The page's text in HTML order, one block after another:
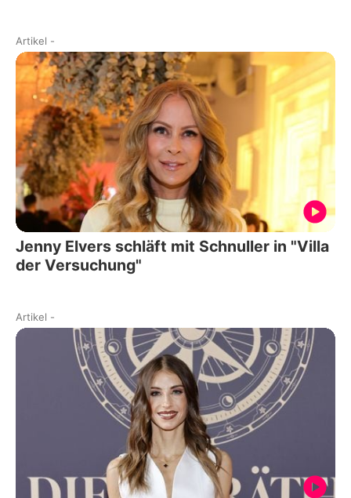
Artikel -
Jenny Elvers schläft mit Schnuller in "Villa
der Versuchung"
Artikel -